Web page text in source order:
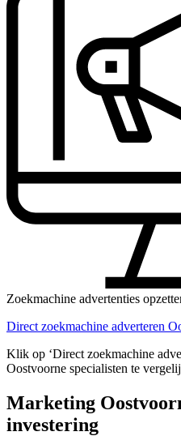
Zoekmachine advertenties
Direct zoekmachine adverteren
Klik op ‘Direct zoekmachine
Oostvoorne specialisten te
Marketing
investering